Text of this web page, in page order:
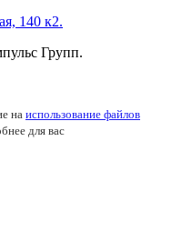
140 к2.
Групп.
на использование файлов
для вас